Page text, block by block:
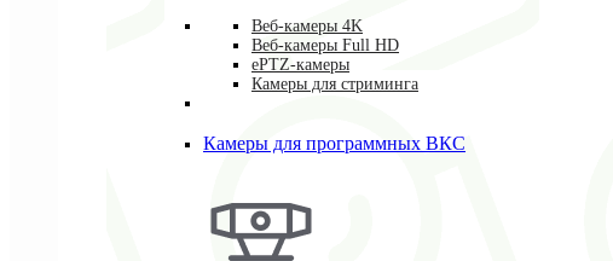
Веб-камеры 4K
Веб-камеры Full HD
ePTZ-камеры
Камеры для стриминга
Камеры для программных ВКС